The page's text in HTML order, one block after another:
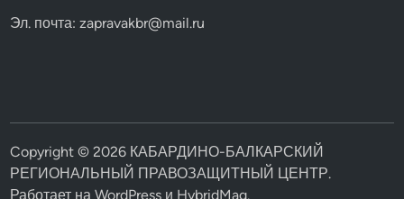
Эл. почта:zapravakbr@mail.ru
Copyright © 2026 КАБАРДИНО-БАЛКАРСКИЙ
РЕГИОНАЛЬНЫЙ ПРАВОЗАЩИТНЫЙ ЦЕНТР.
Работает наWordPress и HybridMag.